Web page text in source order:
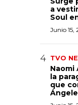
a
Soul
Junio 15,
TVO
Naomi
la
que